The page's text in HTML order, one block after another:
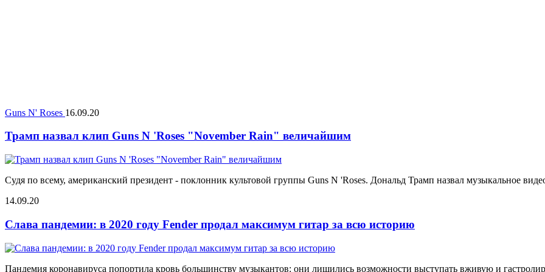
Guns N' Roses 16.09.20
Трамп назвал клип Guns N 'Roses "November Rain" величайшим
Судя по всему, американский президент - поклонник культовой группы Guns N 'Roses. Дональд Трамп назвал музыкальное
14.09.20
Слава пандемии: в 2020 году Fender продал максимум гитар за всю историю
Пандемия коронавируса попортила кровь большинству музыкантов: они лишились возможности выступать вживую и